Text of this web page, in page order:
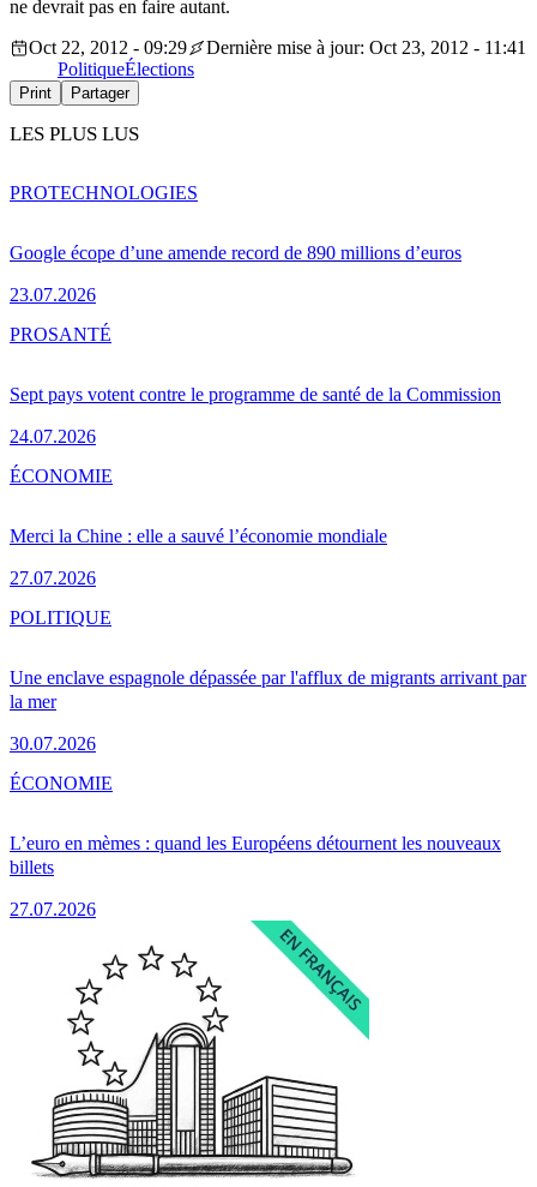
ne devrait pas en faire autant.
Oct 22, 2012 - 09:29
Dernière mise à jour: Oct 23, 2012 - 11:41
PolitiqueÉlections
Print Partager
LES PLUS LUS
Google écope d’une amende record de 890 millions d’euros
23.07.2026
PROTECHNOLOGIES
Sept pays votent contre le programme de santé de la Commission
24.07.2026
PROSANTÉ
Merci la Chine : elle a sauvé l’économie mondiale
27.07.2026
ÉCONOMIE
Une enclave espagnole dépassée par l'afflux de migrants arrivant par
la mer
30.07.2026
POLITIQUE
L’euro en mèmes : quand les Européens détournent les nouveaux
billets
27.07.2026
ÉCONOMIE